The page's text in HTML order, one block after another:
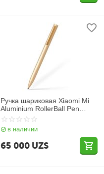
Ручка шариковая Xiaomi Mi
Aluminium RollerBall Pen
BZL4006TY Gold
в наличии
65 000 UZS